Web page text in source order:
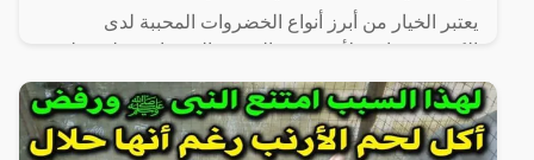
يعتبر الخيار من أبرز أنواع الخضروات المحببة لدى
الكثيرين، خاصة لأنه شبه خالي من السعرات وطعمه لذيذ
ومنعش، وله فوائد كثيرة لأنه غني بالفيتامينات والمعادن،
كما